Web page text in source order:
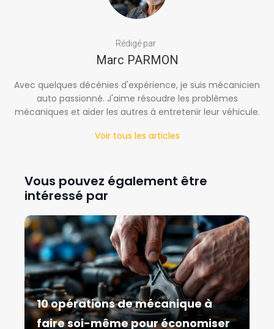
Rédigé par
Marc PARMON
Avec quelques décénies d'expérience, je suis mécanicien
auto passionné. J'aime résoudre les problèmes
mécaniques et aider les autres à entretenir leur véhicule.
Voir tous les articles
Vous pouvez également être
intéressé par
10 opérations de mécanique à
faire soi-même pour économiser